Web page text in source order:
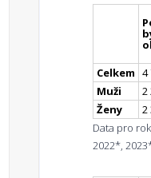
Celkem 4
Muži
2
Ženy
2
Data pro
2022*,